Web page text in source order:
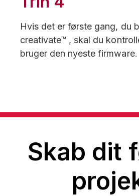
Hvis det er første gang, du
creativate™ , skal du
bruger den nyeste firmware.
Skab dit